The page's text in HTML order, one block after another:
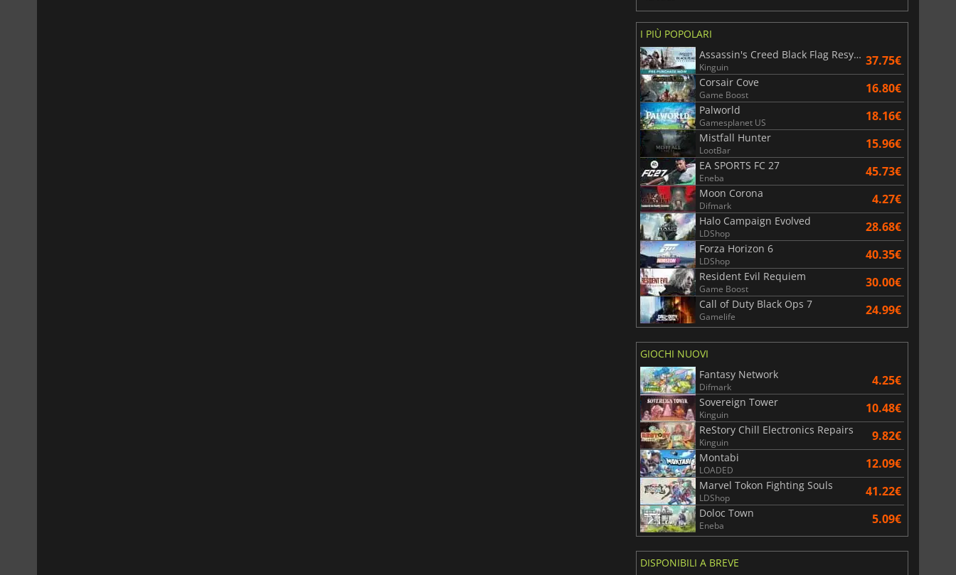
I PIÙ POPOLARI
Assassin's Creed Black Flag Resynced
Kinguin 37.75€
Corsair Cove
Game Boost 16.80€
Palworld
Gamesplanet US 18.16€
Mistfall Hunter
LootBar 15.96€
EA SPORTS FC 27
Eneba 45.73€
Moon Corona
Difmark 4.27€
Halo Campaign Evolved
LDShop 28.68€
Forza Horizon 6
LDShop 40.35€
Resident Evil Requiem
Game Boost 30.00€
Call of Duty Black Ops 7
Gamelife 24.99€
GIOCHI NUOVI
Fantasy Network
Difmark 4.25€
Sovereign Tower
Kinguin 10.48€
ReStory Chill Electronics Repairs
Kinguin 9.82€
Montabi
LOADED 12.09€
Marvel Tokon Fighting Souls
LDShop 41.22€
Doloc Town
Eneba 5.09€
DISPONIBILI A BREVE